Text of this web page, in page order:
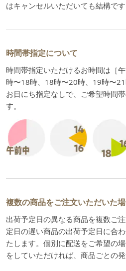
はキャンセルいただいても結構です
時間帯指定について
時間帯指定いただけるお時間は［
時〜18時、18時〜20時、19時〜21
お日にち指定なしで、ご希望時間
す。
複数の商品をご注文いただいた
出荷予定日の異なる商品を複数ご
定日の遅い商品の出荷予定日に合
たします。個別に配送をご希望の
をしていただければ、商品ごとの発